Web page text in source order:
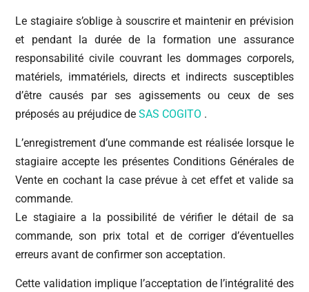
Le stagiaire s’oblige à souscrire et maintenir en prévision
et pendant la durée de la formation une assurance
responsabilité civile couvrant les dommages corporels,
matériels, immatériels, directs et indirects susceptibles
d’être causés par ses agissements ou ceux de ses
préposés au préjudice deSAS COGITO .
L’enregistrement d’une commande est réalisée lorsque le
stagiaire accepte les présentes Conditions Générales de
Vente en cochant la case prévue à cet effet et valide sa
commande.
Le stagiaire a la possibilité de vérifier le détail de sa
commande, son prix total et de corriger d’éventuelles
erreurs avant de confirmer son acceptation.
Cette validation implique l’acceptation de l’intégralité des